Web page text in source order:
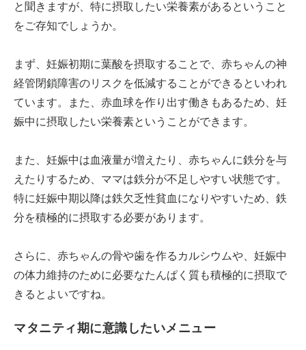
と聞きますが、特に摂取したい栄養素があるということ
をご存知でしょうか。
まず、妊娠初期に葉酸を摂取することで、赤ちゃんの神
経管閉鎖障害のリスクを低減することができるといわれ
ています。また、赤血球を作り出す働きもあるため、妊
娠中に摂取したい栄養素ということができます。
また、妊娠中は血液量が増えたり、赤ちゃんに鉄分を与
えたりするため、ママは鉄分が不足しやすい状態です。
特に妊娠中期以降は鉄欠乏性貧血になりやすいため、鉄
分を積極的に摂取する必要があります。
さらに、赤ちゃんの骨や歯を作るカルシウムや、妊娠中
の体力維持のために必要なたんぱく質も積極的に摂取で
きるとよいですね。
マタニティ期に意識したいメニュー